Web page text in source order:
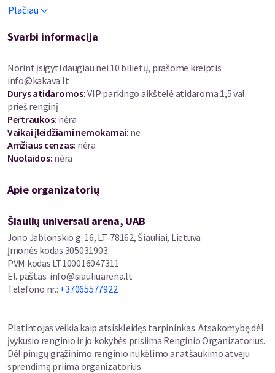
Plačiau
Svarbi informacija
Norint įsigyti daugiau nei 10 bilietų, prašome kreiptis
info@kakava.lt
Durys atidaromos:VIP parkingo aikštelė atidaroma 1,5 val.
prieš renginį
Pertraukos: nėra
Vaikai įleidžiami nemokamai: ne
Amžiaus cenzas: nėra
Nuolaidos: nėra
Apie organizatorių
Šiaulių universali arena, UAB
Jono Jablonskio g. 16, LT-78162, Šiauliai, Lietuva
Įmonės kodas 305031903
PVM kodas LT100016047311
El. paštas: info@siauliuarena.lt
Telefono nr.: +37065577922
Platintojas veikia kaip atsiskleidęs tarpininkas. Atsakomybę dėl
įvykusio renginio ir jo kokybės prisiima Renginio Organizatorius.
Dėl pinigų grąžinimo renginio nukėlimo ar atšaukimo atveju
sprendimą priima organizatorius.